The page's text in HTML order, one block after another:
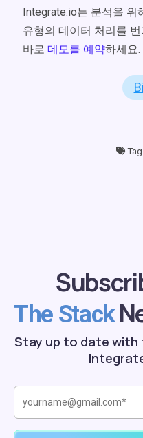
Integrate.io는 분석을 위
유형의 데이터 처리를
바로 데모를 예약하세요.
The Stack
Stay up to date